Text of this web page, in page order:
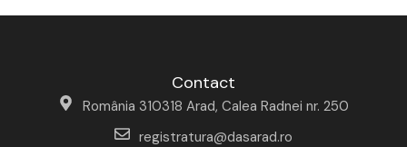
Contact
România 310318 Arad, Calea Radnei nr. 250
registratura@dasarad.ro